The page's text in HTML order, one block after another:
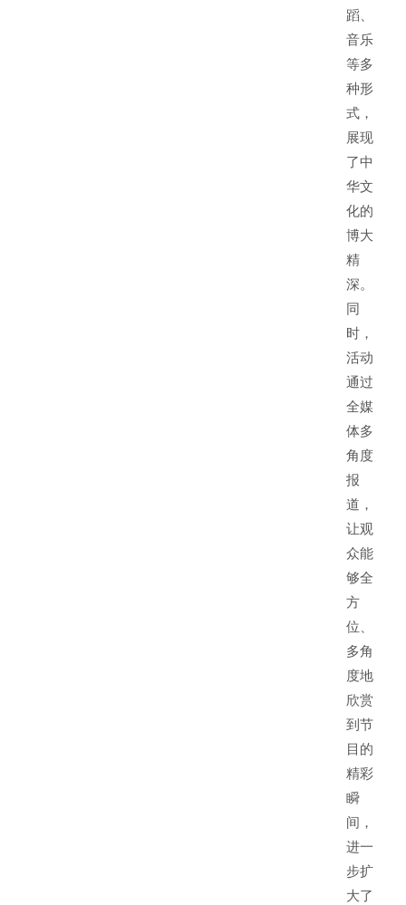
蹈、
音乐
等多
种形
式，
展现
了中
华文
化的
博大
精
深。
同
时，
活动
通过
全媒
体多
角度
报
道，
让观
众能
够全
方
位、
多角
度地
欣赏
到节
目的
精彩
瞬
间，
进一
步扩
大了